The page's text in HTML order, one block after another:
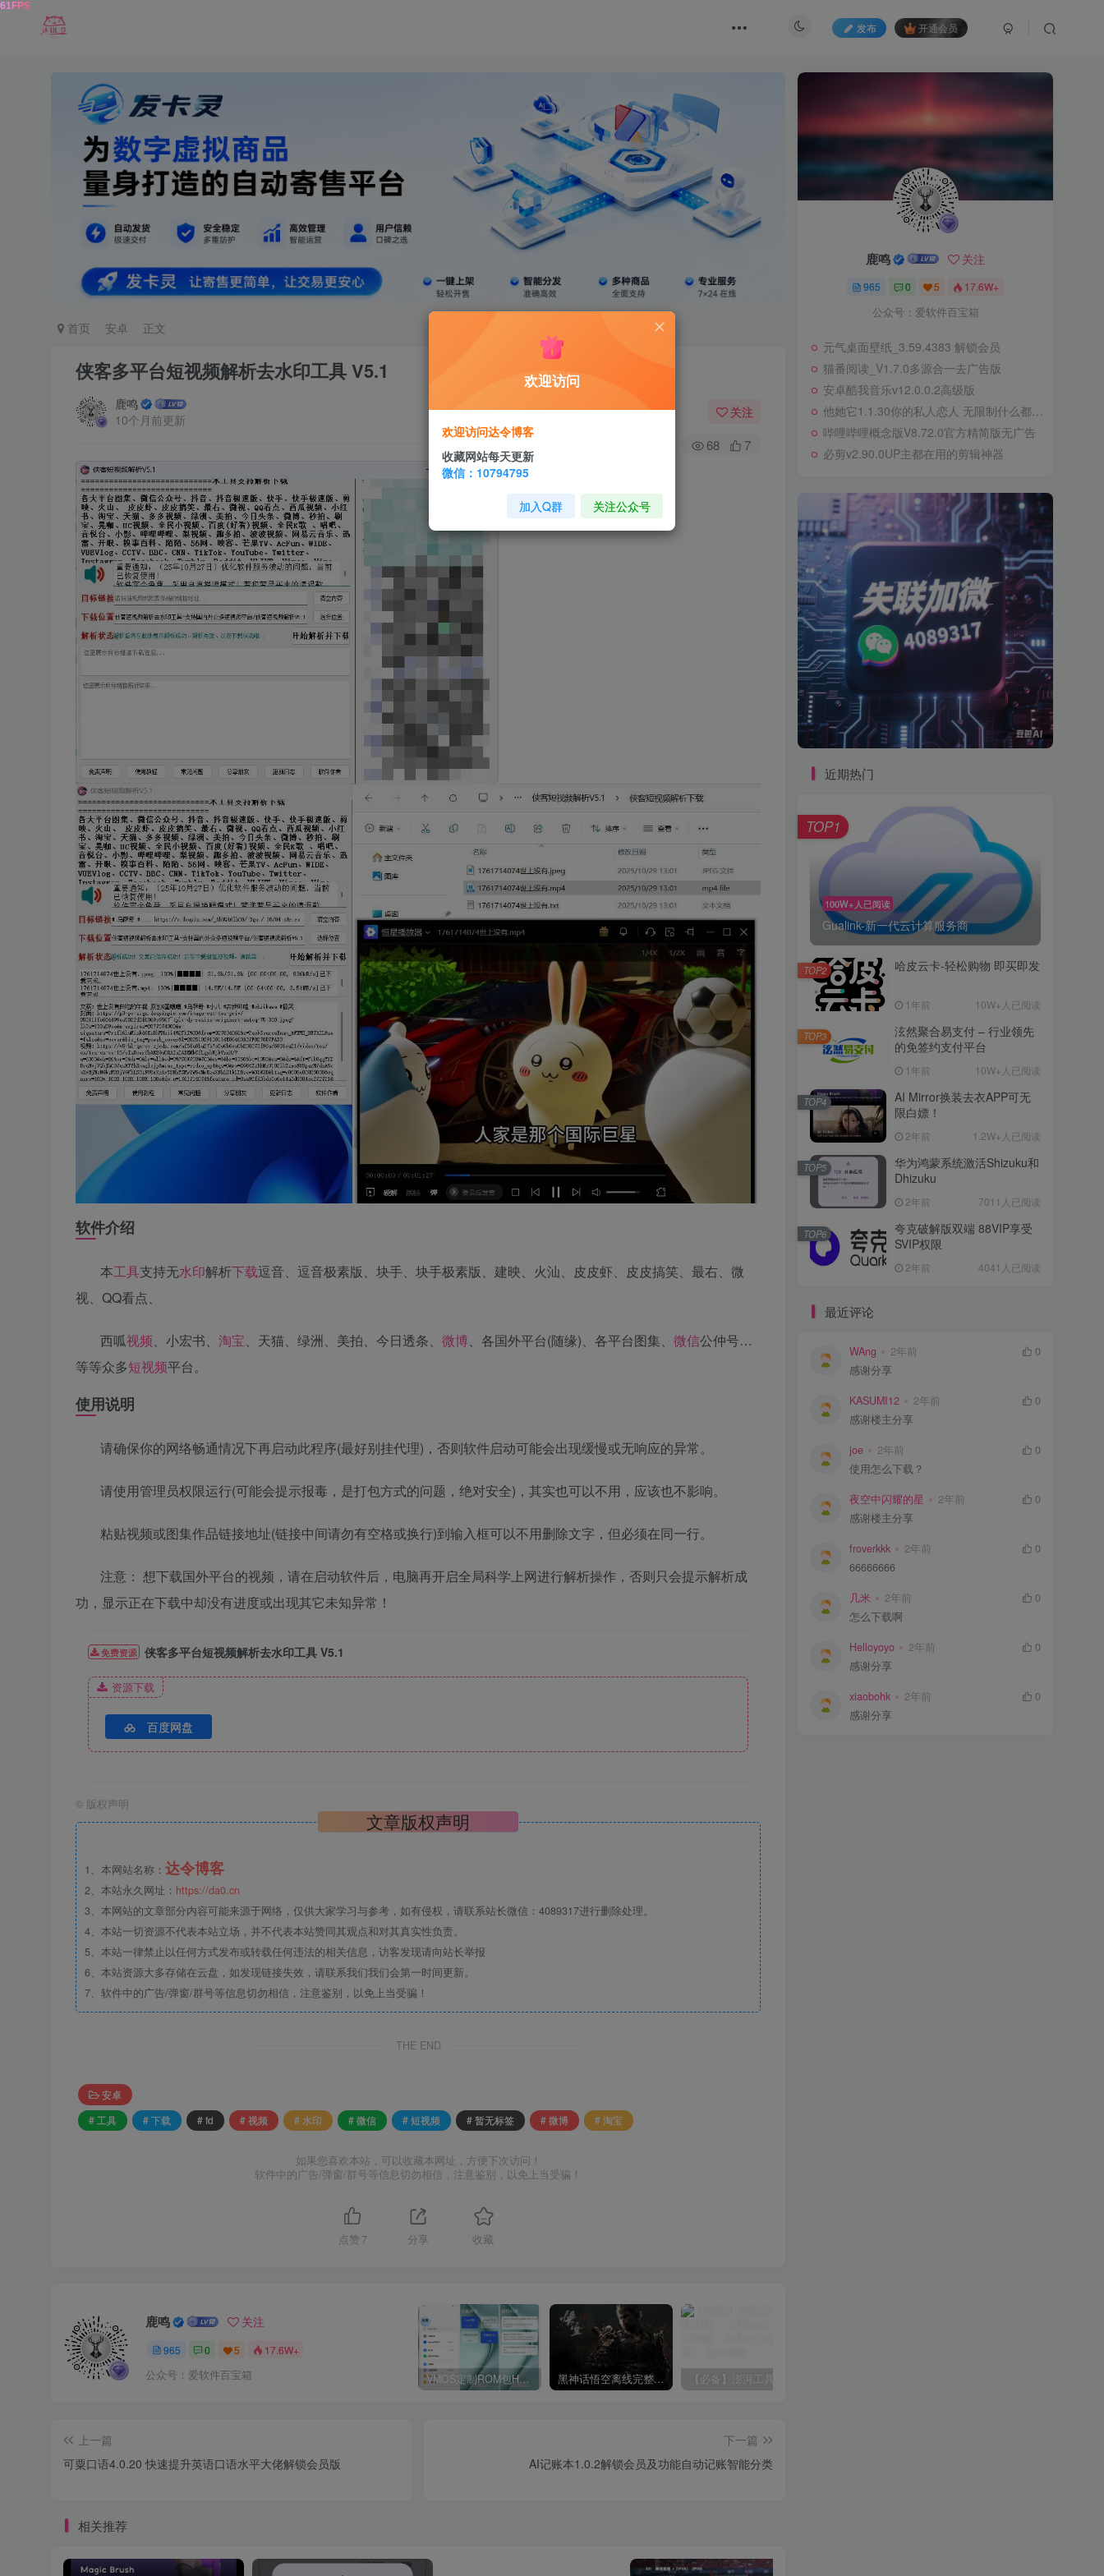
发布 开通会员
首页 安卓 正文
侠客多平台短视频解析去水印工具 V5.1
鹿鸣
10个月前更新
关注
68 7
软件介绍
本工具支持无水印解析下载逗音、逗音极素版、块手、块手极素版、建映、火汕、皮皮虾、皮皮搞笑、最右、微
视、QQ看点、
西呱视频、小宏书、 淘宝、天猫、绿洲、美拍、今日透条、 微博、各国外平台(随缘)、各平台图集、 微信公仲号…
等等众多短视频平台。
使用说明
请确保你的网络畅通情况下再启动此程序(最好别挂代理)，否则软件启动可能会出现缓慢或无响应的异常。
请使用管理员权限运行(可能会提示报毒，是打包方式的问题，绝对安全)，其实也可以不用，应该也不影响。
粘贴视频或图集作品链接地址(链接中间请勿有空格或换行)到输入框可以不用删除文字，但必须在同一行。
注意： 想下载国外平台的视频，请在启动软件后，电脑再开启全局科学上网进行解析操作，否则只会提示解析成
功，显示正在下载中却没有进度或出现其它未知异常！
免费资源 侠客多平台短视频解析去水印工具 V5.1
资源下载
百度网盘
© 版权声明
文章版权声明
1、本网站名称： 达令博客
2、本站永久网址： https://da0.cn
3、本网站的文章部分内容可能来源于网络，仅供大家学习与参考，如有侵权，请联系站长微信：4089317进行删除处理。
4、本站一切资源不代表本站立场，并不代表本站赞同其观点和对其真实性负责。
5、本站一律禁止以任何方式发布或转载任何违法的相关信息，访客发现请向站长举报
6、本站资源大多存储在云盘，如发现链接失效，请联系我们我们会第一时间更新。
7、软件中的广告/弹窗/群号等信息切勿相信，注意鉴别，以免上当受骗！
THE END
安卓
# 工具
# 下载 # fd # 视频 # 水印 # 微信 # 短视频 # 暂无标签 # 微博 # 淘宝
如果您喜欢本站，可以收藏本网址，方便下次访问！
软件中的广告/弹窗/群号等信息切勿相信，注意鉴别，以免上当受骗！
点赞 7 分享 收藏
鹿鸣 关注
965 0 5 17.6W+
公众号：爱软件百宝箱 VMOS定制ROM包HnciseOS9.6.0兼容解锁 黑神话悟空离线完整版+修改器
上一篇
可粟口语4.0.20 快速提升英语口语水平大佬解锁会员版
下一篇
AI记账本1.0.2解锁会员及功能自动记账智能分类
相关推荐
鹿鸣 关注
965 0 5 17.6W+
公众号：爱软件百宝箱
元气桌面壁纸_3.59.4383 解锁会员
猫番阅读_V1.7.0多源合一去广告版
安卓酷我音乐v12.0.0.2高级版
他她它1.1.30你的私人恋人 无限制什么都可以聊
哔哩哔哩概念版V8.72.0官方精简版无广告
必剪v2.90.0UP主都在用的剪辑神器
近期热门
100W+人已阅读
Gualink-新一代云计算服务商
TOP1
哈皮云卡-轻松购物 即买即发
1年前 10W+人已阅读
TOP2
泫然聚合易支付 – 行业领先
的免签约支付平台
1年前 10W+人已阅读
TOP3
AI Mirror换装去衣APP可无
限白嫖！
2年前 1.2W+人已阅读
TOP4
华为鸿蒙系统激活Shizuku和
Dhizuku
2年前 7011人已阅读
TOP5
夸克破解版双端 88VIP享受
SVIP权限
2年前 4041人已阅读
TOP6
最近评论
WAng 2年前
0
感谢分享
KASUMI12 2年前
0
感谢楼主分享
joe 2年前
0
使用怎么下载？
夜空中闪耀的星 2年前
0
感谢楼主分享
froverkkk 2年前
0
66666666
几米 2年前
0
怎么下载啊
Helloyoyo 2年前
0
感谢分享
xiaobohk 2年前
0
感谢分享
欢迎访问
欢迎访问达令博客
收藏网站每天更新
微信：10794795
加入Q群 关注公众号